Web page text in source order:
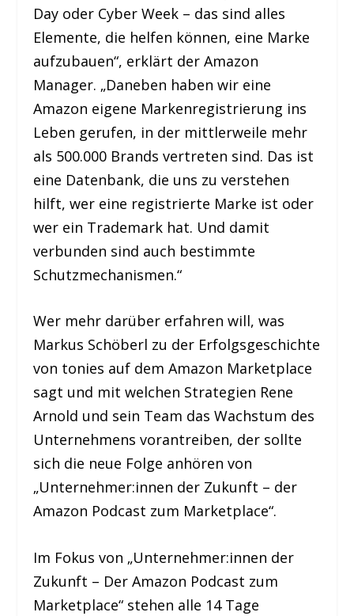
Day oder Cyber Week – das sind alles
Elemente, die helfen können, eine Marke
aufzubauen“, erklärt der Amazon
Manager. „Daneben haben wir eine
Amazon eigene Markenregistrierung ins
Leben gerufen, in der mittlerweile mehr
als 500.000 Brands vertreten sind. Das ist
eine Datenbank, die uns zu verstehen
hilft, wer eine registrierte Marke ist oder
wer ein Trademark hat. Und damit
verbunden sind auch bestimmte
Schutzmechanismen.“
Wer mehr darüber erfahren will, was
Markus Schöberl zu der Erfolgsgeschichte
von tonies auf dem Amazon Marketplace
sagt und mit welchen Strategien Rene
Arnold und sein Team das Wachstum des
Unternehmens vorantreiben, der sollte
sich die neue Folge anhören von
„Unternehmer:innen der Zukunft – der
Amazon Podcast zum Marketplace“.
Im Fokus von „Unternehmer:innen der
Zukunft – Der Amazon Podcast zum
Marketplace“ stehen alle 14 Tage